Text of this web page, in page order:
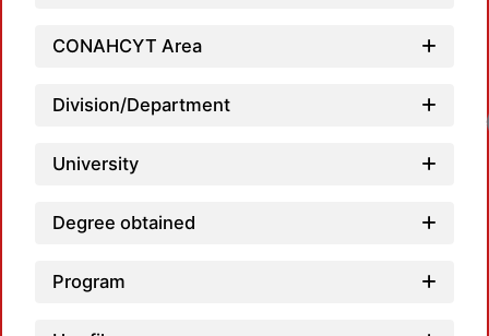
CONAHCYT Area
Division/Department
University
Degree obtained
Program